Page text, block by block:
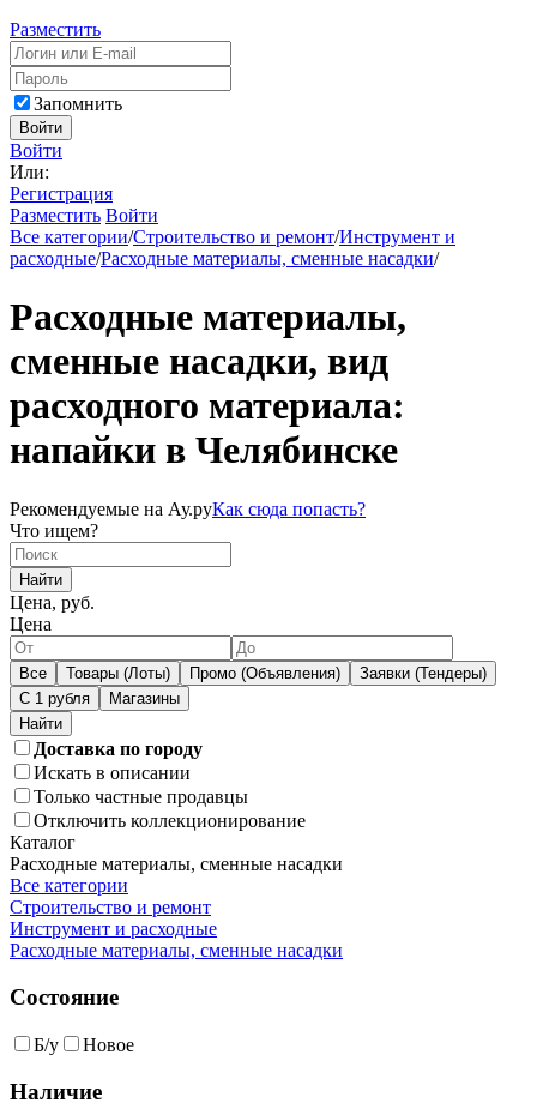
Разместить
Запомнить
Войти
Войти
Или:
Регистрация
Разместить Войти
Все категории/Строительство и ремонт/Инструмент и
расходные/Расходные материалы, сменные насадки/
Расходные материалы,
сменные насадки, вид
расходного материала:
напайки в Челябинске
Рекомендуемые на Ау.руКак сюда попасть?
Что ищем?
Найти
Цена, руб.
Цена
Все Товары (Лоты) Промо (Объявления)
Заявки (Тендеры)
С 1 рубля
Магазины
Доставка по городу
Искать в описании
Только частные продавцы
Отключить коллекционирование
Каталог
Расходные материалы, сменные насадки
Все категории
Строительство и ремонт
Инструмент и расходные
Расходные материалы, сменные насадки
Состояние
Б/у Новое
Наличие